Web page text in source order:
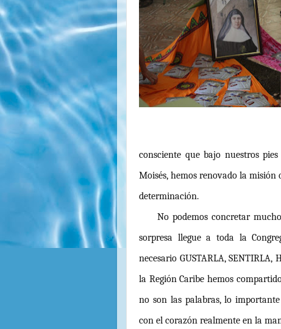
consciente que bajo nuestros
Moisés, hemos renovado la
determinación.
No podemos concretar mucho
sorpresa llegue a toda la
necesario GUSTARLA, SENTIRLA,
la Región Caribe hemos
no son las palabras, lo
con el corazón realmente en la